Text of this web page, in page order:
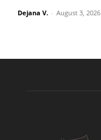
Dejana V. - August 3, 2026